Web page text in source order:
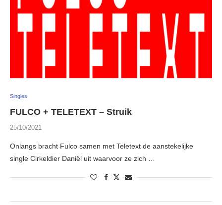
Singles
FULCO + TELETEXT – Struik
25/10/2021
Onlangs bracht Fulco samen met Teletext de aanstekelijke
single Cirkeldier Daniël uit waarvoor ze zich …